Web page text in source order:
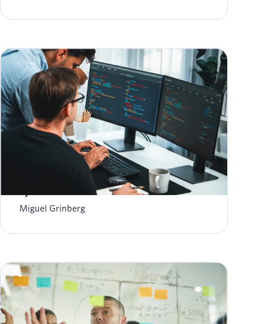
Vérifiez vos utilisateurs sur WhatsApp avec
Miguel Grinberg